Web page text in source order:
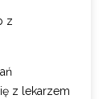
z
z lekarzem